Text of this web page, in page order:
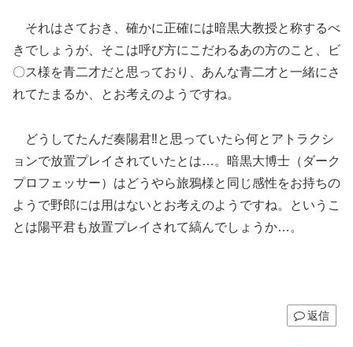
それはさておき、確かに正確には暗黒大教授と称するべ
きでしょうが、そこは呼び方にこだわるあの方のこと、ビ
〇ス様を青二才だと思っており、あんな青二才と一緒にさ
れてたまるか、とお考えのようですね。
どうしてたんだ奏陽君‼と思っていたら何とアトラクシ
ョンで放置プレイされていたとは…。暗黒大博士（ダーク
プロフェッサー）はどうやら旅鴉様と同じ感性をお持ちの
ようで野郎には用はないとお考えのようですね。というこ
とは陽平君も放置プレイされて縞んでしょうか…。
返信